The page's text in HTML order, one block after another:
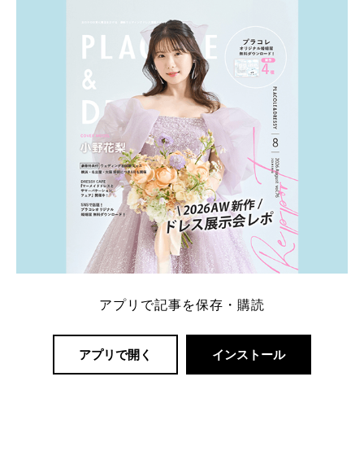
一番お得？」「プラコレの特典は？」といった疑問も
解決します。 まずは診断で候補を絞れる「ウェディ
ング診断」か、体験型 […]続きを読む
アプリで記事を保存・購読
アプリで開く インストール